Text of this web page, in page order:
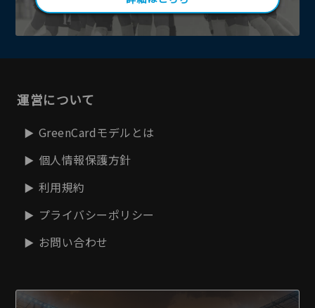
運営について
GreenCardモデルとは
個人情報保護方針
利用規約
プライバシーポリシー
お問い合わせ